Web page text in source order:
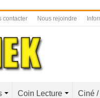
contacter Nous rejoindre
Coin Lecture Ciné